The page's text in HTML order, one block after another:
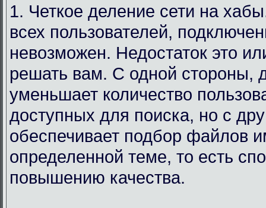
1. Четкое деление сети на
всех пользователей,
невозможен. Недостаток это
решать вам. С одной стороны,
уменьшает количество
доступных для поиска, но с
обеспечивает подбор файлов
определенной теме, то есть
повышению качества.